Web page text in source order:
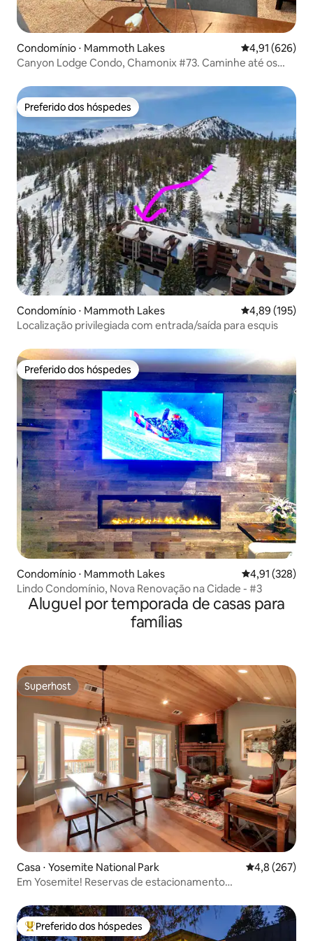
Condomínio ⋅ Mammoth Lakes 4,91 de uma
4,91 (626)
Canyon Lodge Condo, Chamonix #73. Caminhe até os
Preferido dos hóspedes
Preferido dos hóspedes
Condomínio ⋅ Mammoth Lakes 4,89 de uma
4,89 (195)
Localização privilegiada com entrada/saída para esquis
Preferido dos hóspedes
Preferido dos hóspedes
Condomínio ⋅ Mammoth Lakes 4,91 de uma
4,91 (328)
Lindo Condomínio, Nova Renovação na Cidade - #3
Aluguel por temporada de casas para
famílias
Superhost
Superhost
Casa ⋅ Yosemite National Park 4,8 de uma
4,8 (267)
Em Yosemite! Reservas de estacionamento
Entre os melhores preferidos dos hóspedes
Preferido dos hóspedes